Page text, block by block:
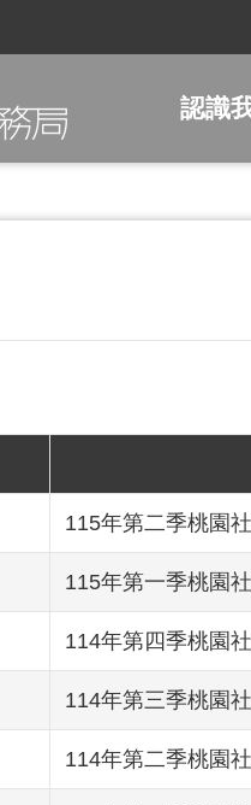
認識
115年第二季桃園
115年第一季桃園
114年第四季桃園
114年第三季桃園
114年第二季桃園